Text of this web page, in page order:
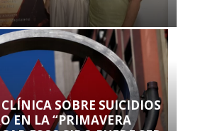
SOBRE SUICIDIOS
EN LA “PRIMAVERA